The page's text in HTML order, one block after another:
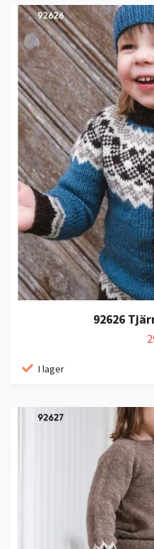
92626
I lager